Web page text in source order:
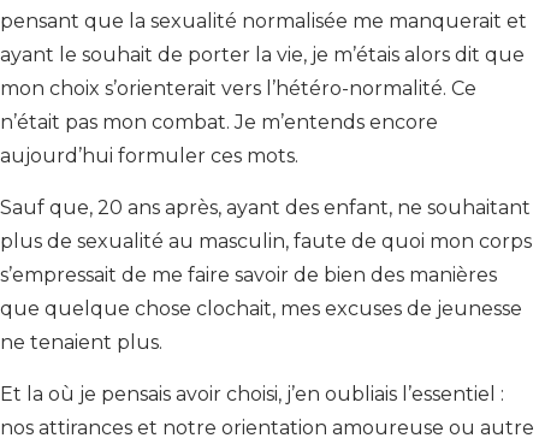
pensant que la sexualité normalisée me manquerait et
ayant le souhait de porter la vie, je m’étais alors dit que
mon choix s’orienterait vers l’hétéro-normalité. Ce
n’était pas mon combat. Je m’entends encore
aujourd’hui formuler ces mots.
Sauf que, 20 ans après, ayant des enfant, ne souhaitant
plus de sexualité au masculin, faute de quoi mon corps
s’empressait de me faire savoir de bien des manières
que quelque chose clochait, mes excuses de jeunesse
ne tenaient plus.
Et la où je pensais avoir choisi, j’en oubliais l’essentiel :
nos attirances et notre orientation amoureuse ou autre